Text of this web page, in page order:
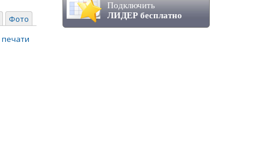
Фото
Подключить
ЛИДЕР бесплатно